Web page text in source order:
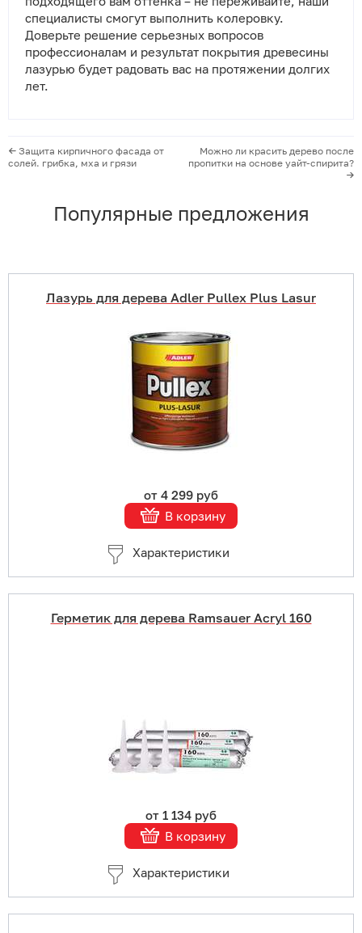
специалисты смогут выполнить колеровку.
Доверьте решение серьезных вопросов
профессионалам и результат покрытия древесины
лазурью будет радовать вас на протяжении долгих
лет.
Защита кирпичного фасада от
солей. грибка, мха и грязи
Можно ли красить дерево после
пропитки на основе уайт-спирита?
Популярные предложения
Лазурь для дерева Adler Pullex Plus Lasur
от 4 299 руб
В корзину
Характеристики
В корзину
Подробнее
Герметик для дерева Ramsauer Acryl 160
от 1 134 руб
В корзину
Характеристики